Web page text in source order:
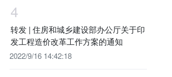
4
转发 | 住房和城乡建设部办公厅关于印
发工程造价改革工作方案的通知
2022/9/16 14:42:18